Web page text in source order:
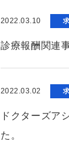
2022.03.10
診療報酬関連
2022.03.02
ドクターズア
た。